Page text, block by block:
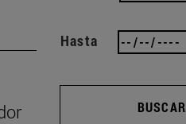
Hasta
BUSCAR